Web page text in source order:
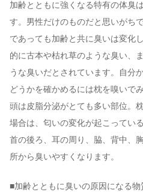
加齢とともに強くなる特有の体臭
す。男性だけのものだと思いがち
であっても加齢と共に臭いは変化
的に古本や枯れ草のような臭い、
うな臭いだとされています。自分
どうかを確かめるには枕を嗅いで
頭は皮脂分泌がとても多い部位。
場合は、匂いの変化が起こってい
首の後ろ、耳の周り、脇、背中、
所から臭いやすくなります。
■加齢とともに臭いの原因になる物